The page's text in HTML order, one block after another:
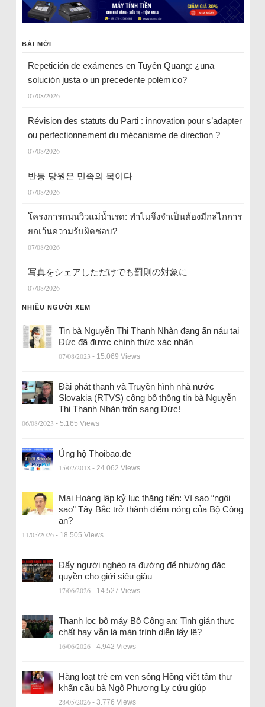
BÀI MỚI
Repetición de exámenes en Tuyên Quang: ¿una
solución justa o un precedente polémico?
07/08/2026
Révision des statuts du Parti : innovation pour s’adapter
ou perfectionnement du mécanisme de direction ?
07/08/2026
반동 당원은 민족의 복이다
07/08/2026
โครงการถนนวิวแม่น้ำเรด: ทำไมจึงจำเป็นต้องมีกลไกการ
ยกเว้นความรับผิดชอบ?
07/08/2026
写真をシェアしただけでも罰則の対象に
07/08/2026
NHIỀU NGƯỜI XEM
Tin bà Nguyễn Thị Thanh Nhàn đang ẩn náu tại
Đức đã được chính thức xác nhận
07/08/2023 - 15.069 Views
Đài phát thanh và Truyền hình nhà nước
Slovakia (RTVS) công bố thông tin bà Nguyễn
Thị Thanh Nhàn trốn sang Đức!
06/08/2023 - 5.165 Views
Ủng hộ Thoibao.de
15/02/2018 - 24.062 Views
Mai Hoàng lập kỷ lục thăng tiến: Vì sao “ngôi
sao” Tây Bắc trở thành điểm nóng của Bộ Công
an?
11/05/2026 - 18.505 Views
Đẩy người nghèo ra đường để nhường đặc
quyền cho giới siêu giàu
17/06/2026 - 14.527 Views
Thanh lọc bộ máy Bộ Công an: Tinh giản thực
chất hay vẫn là màn trình diễn lấy lệ?
16/06/2026 - 4.942 Views
Hàng loạt trẻ em ven sông Hồng viết tâm thư
khẩn cầu bà Ngô Phương Ly cứu giúp
28/05/2026 - 3.776 Views